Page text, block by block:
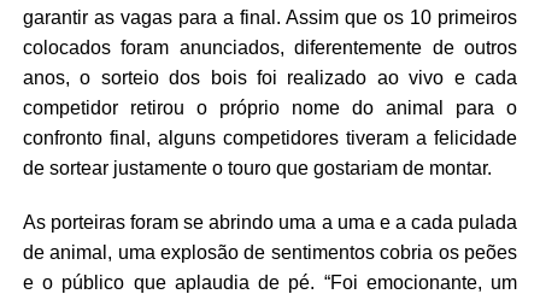
garantir as vagas para a final. Assim que os 10 primeiros
colocados foram anunciados, diferentemente de outros
anos, o sorteio dos bois foi realizado ao vivo e cada
competidor retirou o próprio nome do animal para o
confronto final, alguns competidores tiveram a felicidade
de sortear justamente o touro que gostariam de montar.
As porteiras foram se abrindo uma a uma e a cada pulada
de animal, uma explosão de sentimentos cobria os peões
e o público que aplaudia de pé. “Foi emocionante, um